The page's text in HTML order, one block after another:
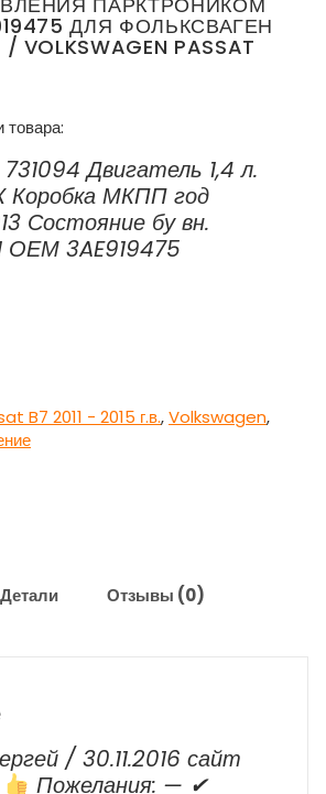
ДЛЯ ФОЛЬКСВАГЕН
PASSAT
товара:
Двигатель 1,4 л.
Коробка МКПП год
Состояние бу вн.
ОЕМ 3AE919475
B7 2011 - 2015 г.в.,Volkswagen,
Детали Отзывы (0)
/ 30.11.2016 сайт
Пожелания: — ✔